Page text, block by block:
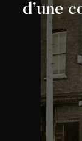
d’une